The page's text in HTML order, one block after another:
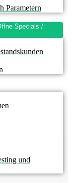
Parametern
Specials /
und